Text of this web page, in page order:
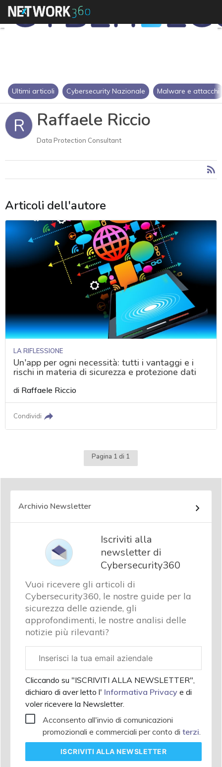
Ultimi articoli Cybersecurity Nazionale Malware e attacchi
R Raffaele Riccio
Data Protection Consultant
Articoli dell'autore
LA RIFLESSIONE
Un'app per ogni necessità: tutti i vantaggi e i
rischi in materia di sicurezza e protezione dati
di Raffaele Riccio
Condividi
Pagina 1 di 1
Archivio Newsletter
Iscriviti alla
newsletter di
Cybersecurity360
Vuoi ricevere gli articoli di
Cybersecurity360, le nostre guide per la
sicurezza delle aziende, gli
approfondimenti, le nostre analisi delle
notizie più rilevanti?
aziendale
Cliccando su "ISCRIVITI ALLA NEWSLETTER",
dichiaro di aver letto l' Informativa Privacy e di
voler ricevere la Newsletter.
Acconsento all'invio di comunicazioni
promozionali e commerciali per conto di terzi.
ISCRIVITI ALLA NEWSLETTER